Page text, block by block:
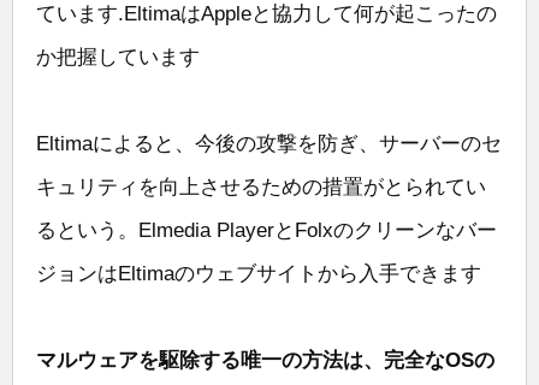
ています.EltimaはAppleと協力して何が起こったの
か把握しています
Eltimaによると、今後の攻撃を防ぎ、サーバーのセ
キュリティを向上させるための措置がとられてい
るという。Elmedia PlayerとFolxのクリーンなバー
ジョンはEltimaのウェブサイトから入手できます
マルウェアを駆除する唯一の方法は、完全なOSの